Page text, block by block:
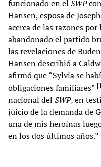
funcionado en el SWP
Hansen, esposa de
acerca de las razones
abandonado el partido
las revelaciones de
Hansen describió a
afirmó que “Sylvia se
obligaciones familiares” [
nacional del SWP, en
juicio de la demanda de
una de mis heroínas
en los dos últimos años.”